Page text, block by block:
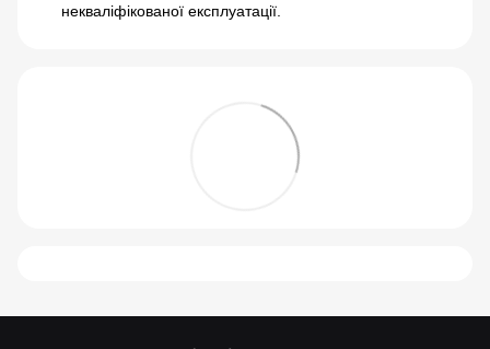
некваліфікованої експлуатації.